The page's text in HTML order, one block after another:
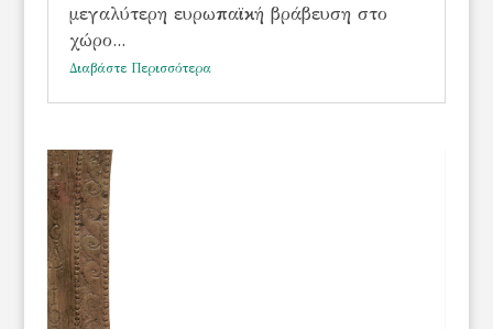
μεγαλύτερη ευρωπαϊκή βράβευση στο
χώρο...
Διαβάστε Περισσότερα